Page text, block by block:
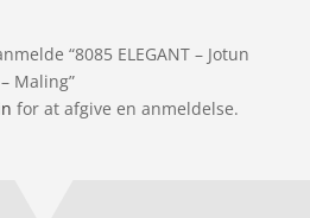
“8085 ELEGANT – Jotun
Maling”
for at afgive en anmeldelse.